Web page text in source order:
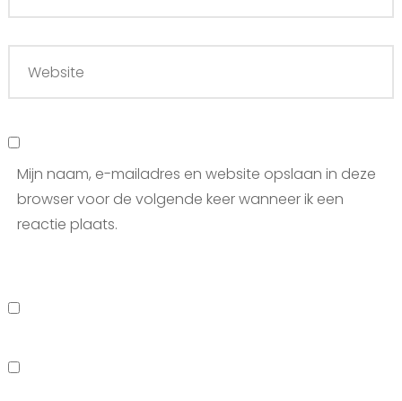
Mijn naam, e-mailadres en website opslaan in deze
browser voor de volgende keer wanneer ik een
reactie plaats.